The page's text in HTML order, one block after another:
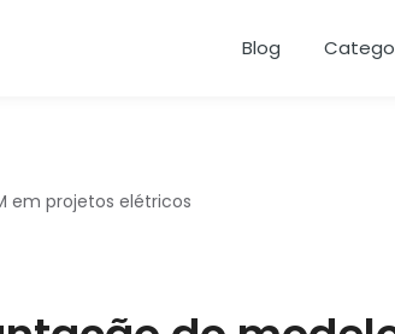
Blog
em projetos elétricos